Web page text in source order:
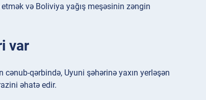
və Boliviya yağış meşəsinin zəngin
var
qərbində, Uyuni şəhərinə yaxın yerləşən
əhatə edir.